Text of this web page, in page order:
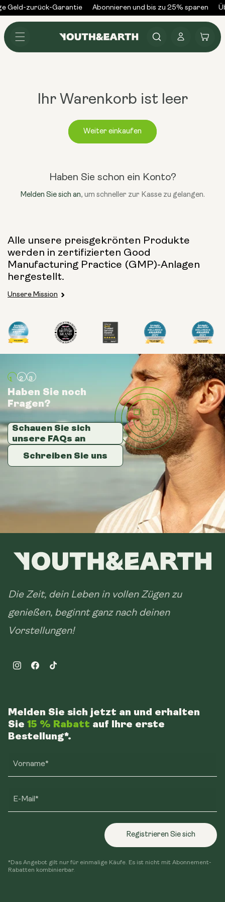
Inhalt
springen
Geld-zurück-Garantie Abonnieren und bis zu 25% sparen
AnmeldenWarenkorb
Ihr Warenkorb ist leer
Weiter einkaufen
Haben Sie schon ein Konto?
Melden Sie sich an, um schneller zur Kasse zu gelangen.
Alle unsere preisgekrönten Produkte
werden in zertifizierten Good
Manufacturing Practice (GMP)-Anlagen
hergestellt.
Unsere Mission
Haben Sie noch
Fragen?
Schauen Sie sich
unsere FAQs an
Schreiben Sie uns
Haben Sie noch
Fragen?
Schauen Sie sich
unsere FAQs an
Schreiben Sie uns
Haben Sie noch
Fragen?
Schauen Sie sich
unsere FAQs an
Schreiben Sie uns
Die Zeit, dein Leben in vollen Zügen zu
genießen, beginnt ganz nach deinen
Vorstellungen!
InstagramFacebookTikTok
Melden Sie sich jetzt an und erhalten
Sie 15 % Rabatt auf Ihre erste
Bestellung*.
Vorname*
E-Mail*
Registrieren Sie sich
*Das Angebot gilt nur für einmalige Käufe. Es ist nicht mit Abonnement-
Rabatten kombinierbar.